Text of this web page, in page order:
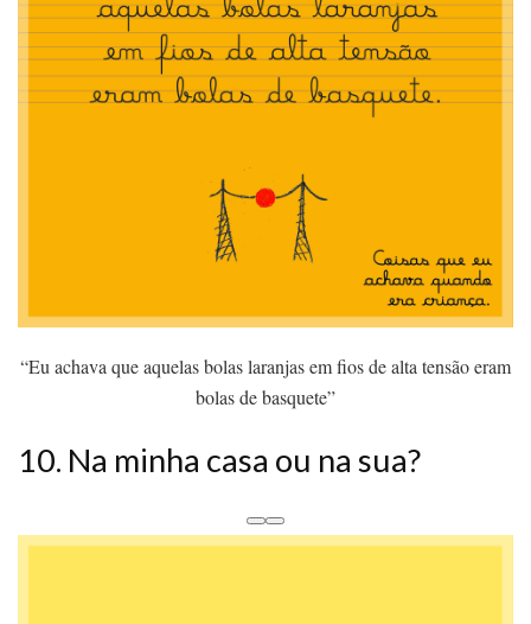
“Eu achava que aquelas bolas laranjas em fios de alta tensão eram
bolas de basquete”
10. Na minha casa ou na sua?